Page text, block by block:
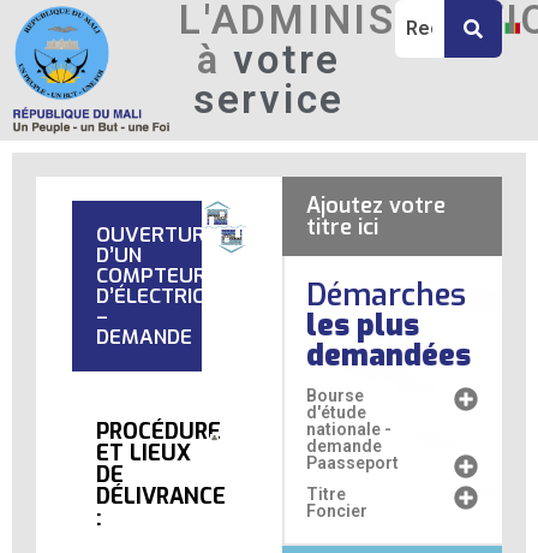
àvotre
service
OUVERTURE
D’UN
COMPTEUR
D’ÉLECTRICITÉ
–
DEMANDE
PROCÉDURE
ET LIEUX
DE
DÉLIVRANCE
:
Ajoutez votre
titre ici
Démarches
les plus
demandées
Bourse
d'étude
nationale -
demande
Paasseport
Titre
Foncier